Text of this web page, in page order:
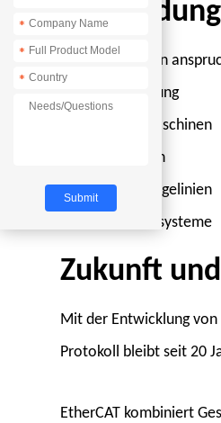
EtherCAT wird in
Robotersteuerung
Verpackungsmaschinen
CNC-Maschinen
Fahrzeugmontagelinien
Prüf- und Messsysteme
Zukunft
Mit der Entwicklung
Protokoll bleibt seit 20
EtherCAT kombiniert
*
*
*